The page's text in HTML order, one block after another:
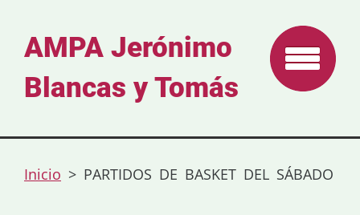
AMPA Jerónimo
Blancas y Tomás
Inicio > PARTIDOS DE BASKET DEL SÁBADO